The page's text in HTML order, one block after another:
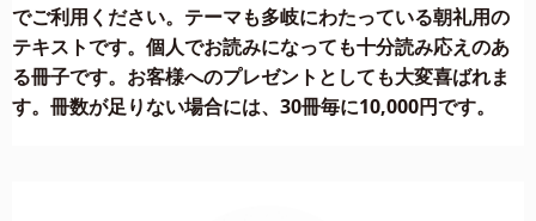
でご利用ください。テーマも多岐にわたっている朝礼用の
テキストです。個人でお読みになっても十分読み応えのあ
る冊子です。お客様へのプレゼントとしても大変喜ばれま
す。冊数が足りない場合には、30冊毎に10,000円です。